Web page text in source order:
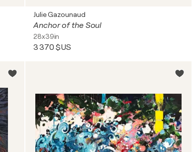
Julie Gazounaud
Anchor of the Soul
28x39in
3 370 $US